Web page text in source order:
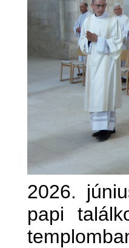
2026.
papi